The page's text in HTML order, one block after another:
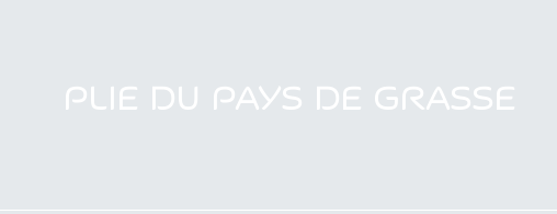
PLIE DU PAYS DE GRASSE